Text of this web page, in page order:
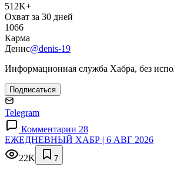
512K+
Охват за 30 дней
1066
Карма
Денис@denis-19
Информационная служба Хабра, без
Подписаться
Telegram
Комментарии 28
ЕЖЕДНЕВНЫЙ ХАБР | 6 АВГ 2026
22K
7